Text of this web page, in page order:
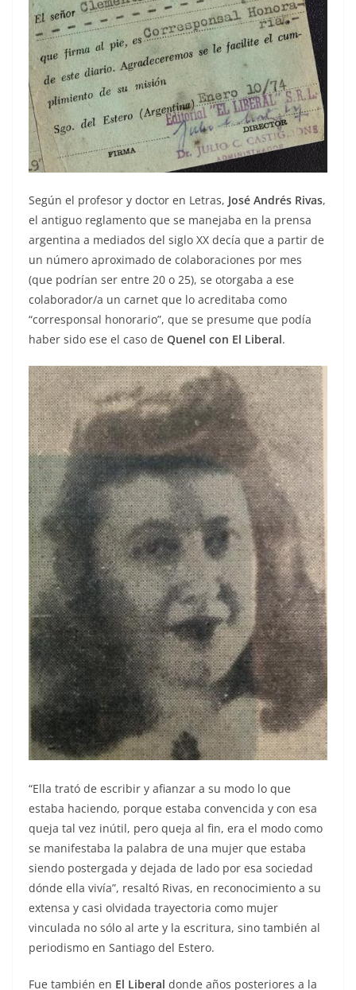
Según el profesor y doctor en Letras, José Andrés Rivas,
el antiguo reglamento que se manejaba en la prensa
argentina a mediados del siglo XX decía que a partir de
un número aproximado de colaboraciones por mes
(que podrían ser entre 20 o 25), se otorgaba a ese
colaborador/a un carnet que lo acreditaba como
“corresponsal honorario”, que se presume que podía
haber sido ese el caso de Quenel con El Liberal.
“Ella trató de escribir y afianzar a su modo lo que
estaba haciendo, porque estaba convencida y con esa
queja tal vez inútil, pero queja al fin, era el modo como
se manifestaba la palabra de una mujer que estaba
siendo postergada y dejada de lado por esa sociedad
dónde ella vivía”, resaltó Rivas, en reconocimiento a su
extensa y casi olvidada trayectoria como mujer
vinculada no sólo al arte y la escritura, sino también al
periodismo en Santiago del Estero.
Fue también en El Liberal donde años posteriores a la